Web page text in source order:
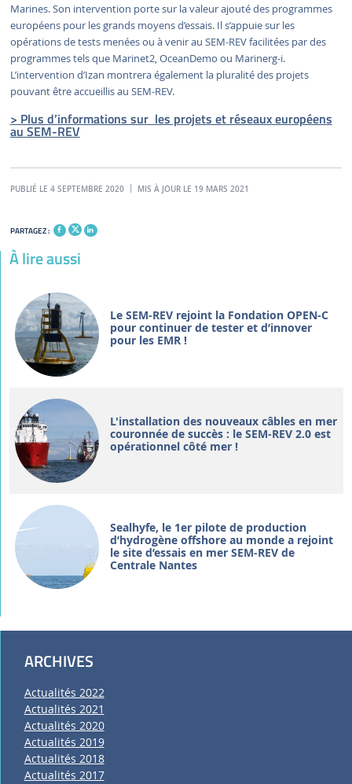
Marines. Son intervention porte sur la valeur ajouté des programmes
européens pour les grands moyens d’essais. Il s’appuie sur les
opérations de tests menées ou à venir au SEM-REV facilitées par des
programmes tels que Marinet2, OceanDemo ou Marinerg-i.
L’intervention d’Izan montrera également la pluralité des projets
pouvant être accueillis au SEM-REV.
> Plus d’informations sur les projets et réseaux européens
au SEM-REV
PUBLIÉ LE 4 SEPTEMBRE 2020 MIS À JOUR LE 19 MARS 2021
PARTAGEZ :
À lire aussi
Le SEM-REV rejoint la Fondation OPEN-C
pour continuer de tester et d’innover
pour les EMR !
L'installation des nouveaux câbles en mer
couronnée de succès : le SEM-REV 2.0 est
opérationnel côté mer !
Sealhyfe, le 1er pilote de production
d’hydrogène offshore au monde a rejoint
le site d’essais en mer SEM-REV de
Centrale Nantes
ARCHIVES
Actualités 2022
Actualités 2021
Actualités 2020
Actualités 2019
Actualités 2018
Actualités 2017